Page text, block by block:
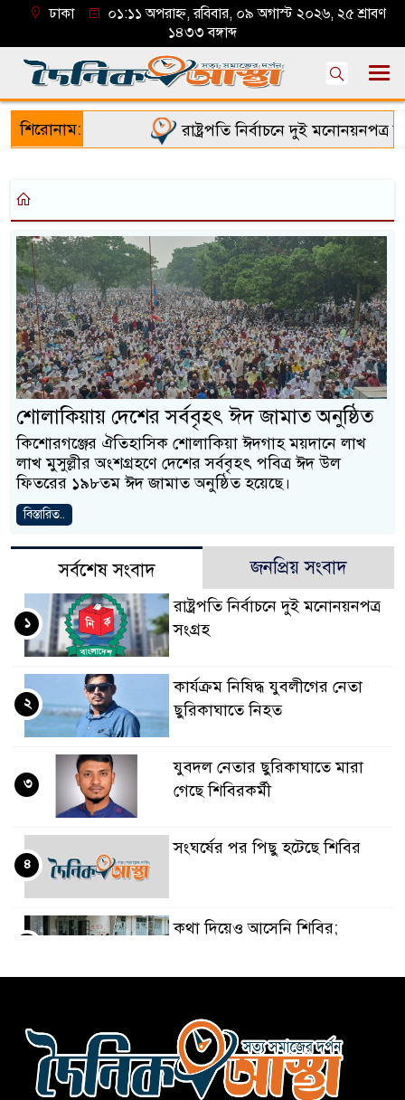
ঢাকা
০১:১১ অপরাহ্ন, রবিবার, ০৯ অগাস্ট ২০২৬, ২৫ শ্রাবণ
১৪৩৩ বঙ্গাব্দ
শিরোনাম: রাষ্ট্রপতি নির্বাচনে দুই মনোনয়নপত্র
শোলাকিয়ায় দেশের সর্ববৃহৎ ঈদ জামাত অনুষ্ঠিত
কিশোরগঞ্জের ঐতিহাসিক শোলাকিয়া ঈদগাহ ময়দানে লাখ
লাখ মুসুল্লীর অংশগ্রহণে দেশের সর্ববৃহৎ পবিত্র ঈদ উল
ফিতরের ১৯৮তম ঈদ জামাত অনুষ্ঠিত হয়েছে।
বিস্তারিত..
সর্বশেষ সংবাদ জনপ্রিয় সংবাদ
রাষ্ট্রপতি নির্বাচনে দুই মনোনয়নপত্র
সংগ্রহ
১
কার্যক্রম নিষিদ্ধ যুবলীগের নেতা
ছুরিকাঘাতে নিহত
২
যুবদল নেতার ছুরিকাঘাতে মারা
গেছে শিবিরকর্মী
৩
সংঘর্ষের পর পিছু হটেছে শিবির
৪
কথা দিয়েও আসেনি শিবির;
বলাকা লাউঞ্জে আগুন
৬
নীলফামারীতে ৫ দিনেও ফিরেনি